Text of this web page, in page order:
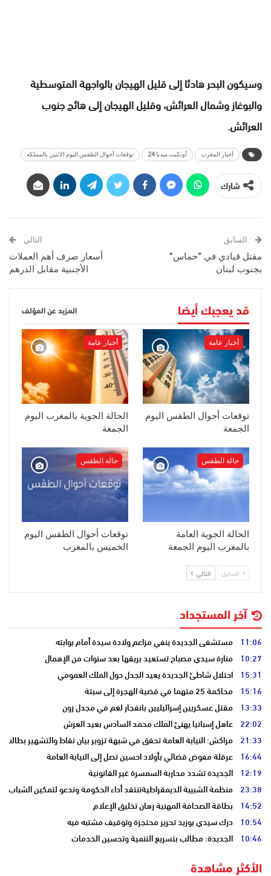
وسيكون البحر هادئا إلى قليل الهيجان بالواجهة المتوسطية
والبوغاز وشمال العرائش، وقليل الهيجان إلى هائج جنوب
العرائش.
أخبار المغرب أونكيت ميديا 24 توقعات أحوال الطقس اليوم الاثنين بالمملكة
شارك
السابق
مقتل قيادي في “حماس”
بجنوب لبنان
التالي
أسعار صرف أهم العملات
الأجنبية مقابل الدرهم
قد يعجبك أيضا المزيد عن المؤلف
أخبار عامة
توقعات أحوال الطقس اليوم
الجمعة
أخبار عامة
الحالة الجوية بالمغرب اليوم
الجمعة
حالة الطقس
الحالة الجوية العامة
بالمغرب اليوم الجمعة
حالة الطقس
توقعات أحوال الطقس اليوم
الخميس بالمغرب
السابق التالي
آخر المستجداد
11:06 مستشفى الجديدة ينفي مزاعم ولادة سيدة أمام بوابته
10:27 منارة سيدي مصباح تستعيد بريقها بعد سنوات من الإهمال
15:31 احتلال شاطئ الجديدة يعيد الجدل حول الملك العمومي
15:16 محاكمة 25 متهما في قضية الهجرة إلى سبتة
13:33 مقتل عسكريين إسرائيليين بانفجار لغم في مجدل زون
22:02 عاهل إسبانيا يهنئ الملك محمد السادس بعيد العرش
21:33 مراكش: النيابة العامة تحقق في شبهة تزوير بيان نقاط والتشهير بطالب
16:44 عرقلة مفوض قضائي بأولاد احسين تصل إلى النيابة العامة
12:19 الجديدة تشدد محاربة السمسرة غير القانونية
23:38 منظمة الشبيبة الديمقراطيةتنتقد أداء الحكومة وتدعو لتمكين الشباب
14:52 بطاقة الصحافة المهنية رهان تخليق الإعلام
10:54 درك سيدي بوزيد تحرير محتجزة وتوقيف مشتبه فيه
10:46 الجديدة: مطالب بتسريع التنمية وتحسين الخدمات
الأكثر مشاهدة